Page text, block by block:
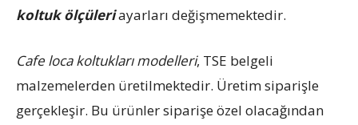
koltuk ölçüleriayarları değişmemektedir.
Cafe loca koltukları modelleri, TSE belgeli
malzemelerden üretilmektedir. Üretim siparişle
gerçekleşir. Bu ürünler siparişe özel olacağından